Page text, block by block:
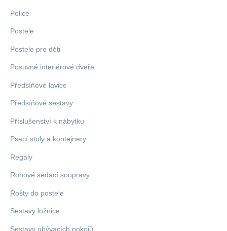
Police
Postele
Postele pro děti
Posuvné interiérové dveře
Předsíňové lavice
Předsíňové sestavy
Příslušenství k nábytku
Psací stoly a kontejnery
Regály
Rohové sedací soupravy
Rošty do postele
Sestavy ložnice
Sestavy obývacích pokojů